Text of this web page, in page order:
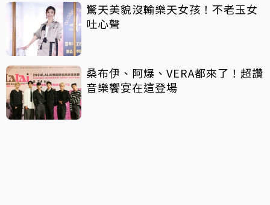
驚天美貌沒輸樂天女孩！不老玉女
吐心聲
桑布伊、阿爆、VERA都來了！超讚
音樂饗宴在這登場